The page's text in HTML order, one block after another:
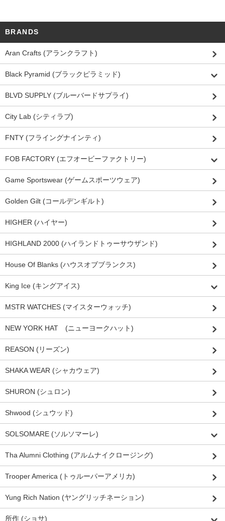
BRANDS
Aran Crafts (アランクラフト)
Black Pyramid (ブラックピラミッド)
BLVD SUPPLY (ブルーバードサプライ)
City Lab (シティラブ)
FNTY (フライングナインティ)
FOB FACTORY (エフオービーファクトリー)
Game Sportswear (ゲームスポーツウェア)
Golden Gilt (コールデンギルト)
HIGHER (ハイヤー)
HIGHLAND 2000 (ハイランドトゥーサウザンド)
House Of Blanks (ハウスオブブランクス)
King Ice (キングアイス)
MSTR WATCHES (マイスターウォッチ)
NEW YORK HAT (ニューヨークハット)
REASON (リーズン)
SHAKA WEAR (シャカウェア)
SHURON (シュロン)
Shwood (シュウッド)
SOLSOMARE (ソルソマーレ)
Tha Alumni Clothing (アルムナイクロージング)
Trooper America (トゥルーパーアメリカ)
Yung Rich Nation (ヤングリッチネーション)
所作 (ショサ)